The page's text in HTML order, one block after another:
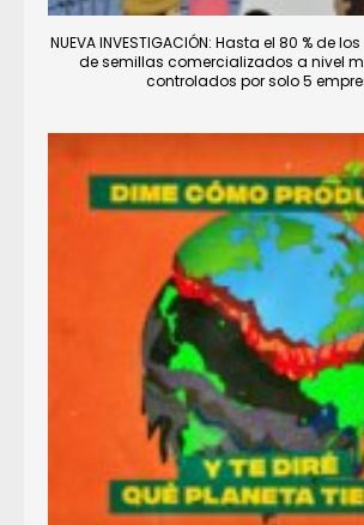
NUEVA INVESTIGACIÓN: Hasta el 80 % de
de semillas comercializados a nivel
controlados por solo 5